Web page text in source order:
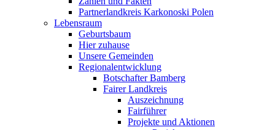
Partnerlandkreis Karkonoski Polen
Lebensraum
Geburtsbaum
Hier zuhause
Unsere Gemeinden
Regionalentwicklung
Botschafter Bamberg
Fairer Landkreis
Auszeichnung
Fairführer
Projekte und Aktionen